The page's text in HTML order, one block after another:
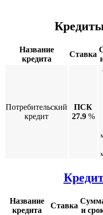
Название
кредита
Ставка
Потребительский
кредит
ПСК
27.9 %
Название
кредита
Ставка
и